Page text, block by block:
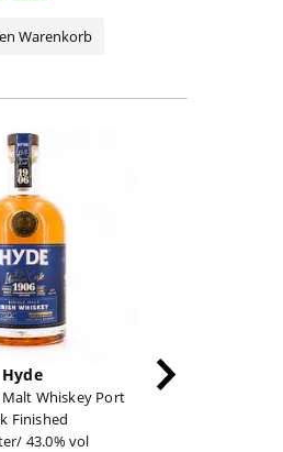
Warenkorb
Hyde
Malt Whiskey Port
Finished
43.0% vol
No. 11 Peated